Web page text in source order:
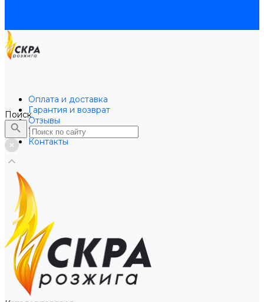
Оплата и доставка
Гарантия и возврат
Отзывы
Услуги
Контакты
Поиск